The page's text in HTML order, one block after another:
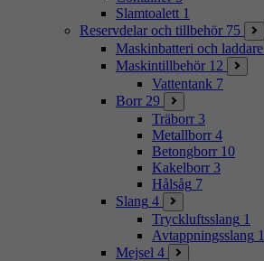
Slamtoalett 1
Reservdelar och tillbehör 75
Maskinbatteri och laddare
Maskintillbehör 12
Vattentank 7
Borr 29
Träborr 3
Metallborr 4
Betongborr 10
Kakelborr 3
Hålsåg 7
Slang 4
Tryckluftsslang 1
Avtappningsslang 1
Mejsel 4